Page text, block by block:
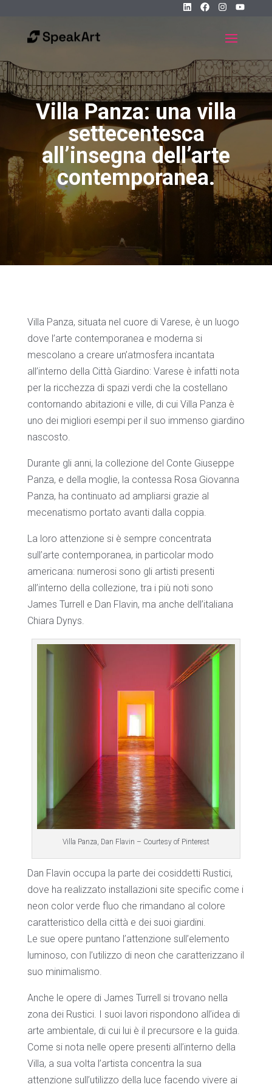
Villa Panza: una villa
settecentesca
all’insegna dell’arte
contemporanea.
Villa Panza, situata nel cuore di Varese, è un luogo
dove l’arte contemporanea e moderna si
mescolano a creare un’atmosfera incantata
all’interno della Città Giardino: Varese è infatti nota
per la ricchezza di spazi verdi che la costellano
contornando abitazioni e ville, di cui Villa Panza è
uno dei migliori esempi per il suo immenso giardino
nascosto.
Durante gli anni, la collezione del Conte Giuseppe
Panza, e della moglie, la contessa Rosa Giovanna
Panza, ha continuato ad ampliarsi grazie al
mecenatismo portato avanti dalla coppia.
La loro attenzione si è sempre concentrata
sull’arte contemporanea, in particolar modo
americana: numerosi sono gli artisti presenti
all’interno della collezione, tra i più noti sono
James Turrell e Dan Flavin, ma anche dell’italiana
Chiara Dynys.
Villa Panza, Dan Flavin – Courtesy of Pinterest
Dan Flavin occupa la parte dei cosiddetti Rustici,
dove ha realizzato installazioni site specific come i
neon color verde fluo che rimandano al colore
caratteristico della città e dei suoi giardini.
Le sue opere puntano l’attenzione sull’elemento
luminoso, con l’utilizzo di neon che caratterizzano il
suo minimalismo.
Anche le opere di James Turrell si trovano nella
zona dei Rustici. I suoi lavori rispondono all’idea di
arte ambientale, di cui lui è il precursore e la guida.
Come si nota nelle opere presenti all’interno della
Villa, a sua volta l’artista concentra la sua
attenzione sull’utilizzo della luce facendo vivere ai